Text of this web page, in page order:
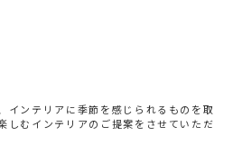
インテリアに季節を感じられるものを取
しむインテリアのご提案をさせていただ